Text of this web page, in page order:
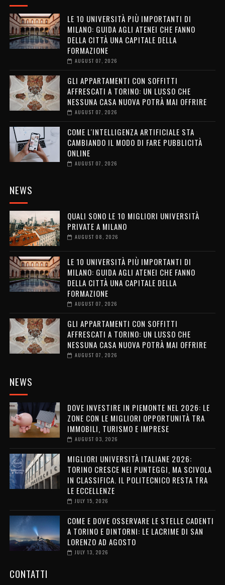
LE 10 UNIVERSITÀ PIÙ IMPORTANTI DI
MILANO: GUIDA AGLI ATENEI CHE FANNO
DELLA CITTÀ UNA CAPITALE DELLA
FORMAZIONE
AUGUST 07, 2026
GLI APPARTAMENTI CON SOFFITTI
AFFRESCATI A TORINO: UN LUSSO CHE
NESSUNA CASA NUOVA POTRÀ MAI OFFRIRE
AUGUST 07, 2026
COME L'INTELLIGENZA ARTIFICIALE STA
CAMBIANDO IL MODO DI FARE PUBBLICITÀ
ONLINE
AUGUST 07, 2026
NEWS
QUALI SONO LE 10 MIGLIORI UNIVERSITÀ
PRIVATE A MILANO
AUGUST 08, 2026
LE 10 UNIVERSITÀ PIÙ IMPORTANTI DI
MILANO: GUIDA AGLI ATENEI CHE FANNO
DELLA CITTÀ UNA CAPITALE DELLA
FORMAZIONE
AUGUST 07, 2026
GLI APPARTAMENTI CON SOFFITTI
AFFRESCATI A TORINO: UN LUSSO CHE
NESSUNA CASA NUOVA POTRÀ MAI OFFRIRE
AUGUST 07, 2026
NEWS
DOVE INVESTIRE IN PIEMONTE NEL 2026: LE
ZONE CON LE MIGLIORI OPPORTUNITÀ TRA
IMMOBILI, TURISMO E IMPRESE
AUGUST 03, 2026
MIGLIORI UNIVERSITÀ ITALIANE 2026:
TORINO CRESCE NEI PUNTEGGI, MA SCIVOLA
IN CLASSIFICA. IL POLITECNICO RESTA TRA
LE ECCELLENZE
JULY 15, 2026
COME E DOVE OSSERVARE LE STELLE CADENTI
A TORINO E DINTORNI: LE LACRIME DI SAN
LORENZO AD AGOSTO
JULY 13, 2026
CONTATTI